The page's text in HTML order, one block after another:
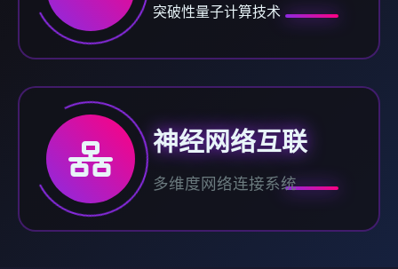
突破性量子计算技术
神经网络互联
多维度网络连接系统